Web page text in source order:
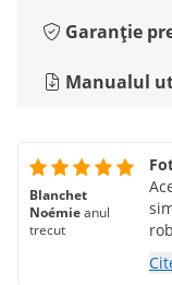
Garanție
Manualul
Blanchet
Noémieanul
trecut